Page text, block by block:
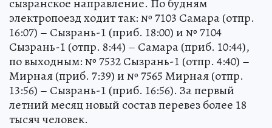
электропоезд ходит так: № 7103 Самара (отпр.
16:07) – Сызрань-1 (приб. 18:00) и № 7104
Сызрань-1 (отпр. 8:44) – Самара (приб. 10:44),
по выходным: № 7532 Сызрань-1 (отпр. 4:40) –
Мирная (приб. 7:39) и № 7565 Мирная (отпр.
13:56) – Сызрань-1 (приб. 16:56). За первый
летний месяц новый состав перевез более 18
тысяч человек.